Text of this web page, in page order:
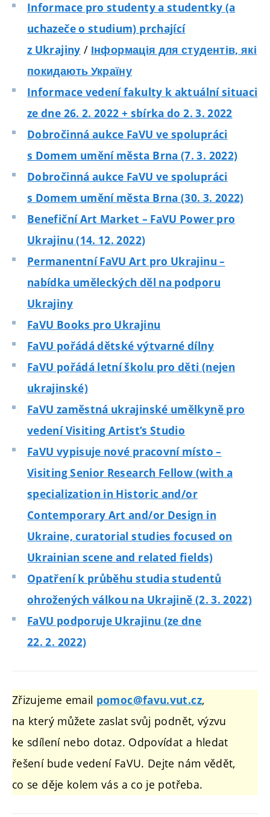
Informace pro studenty a studentky (a
uchazeče o studium) prchající
z Ukrajiny / Інформація для студентів, які
покидають Україну
Informace vedení fakulty k aktuální situaci
ze dne 26. 2. 2022 + sbírka do 2. 3. 2022
Dobročinná aukce FaVU ve spolupráci
s Domem umění města Brna (7. 3. 2022)
Dobročinná aukce FaVU ve spolupráci
s Domem umění města Brna (30. 3. 2022)
Benefiční Art Market – FaVU Power pro
Ukrajinu (14. 12. 2022)
Permanentní FaVU Art pro Ukrajinu –
nabídka uměleckých děl na podporu
Ukrajiny
FaVU Books pro Ukrajinu
FaVU pořádá dětské výtvarné dílny
FaVU pořádá letní školu pro děti (nejen
ukrajinské)
FaVU zaměstná ukrajinské umělkyně pro
vedení Visiting Artist’s Studio
FaVU vypisuje nové pracovní místo –
Visiting Senior Research Fellow (with a
specialization in Historic and/or
Contemporary Art and/or Design in
Ukraine, curatorial studies focused on
Ukrainian scene and related fields)
Opatření k průběhu studia studentů
ohrožených válkou na Ukrajině (2. 3. 2022)
FaVU podporuje Ukrajinu (ze dne
22. 2. 2022)
Zřizujeme email pomoc@favu.vut.cz,
na který můžete zaslat svůj podnět, výzvu
ke sdílení nebo dotaz. Odpovídat a hledat
řešení bude vedení FaVU. Dejte nám vědět,
co se děje kolem vás a co je potřeba.